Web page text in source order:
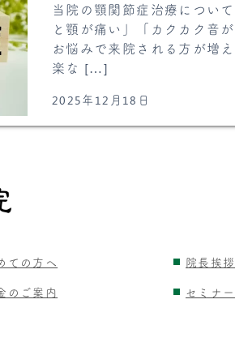
当院の顎関節症治療につい
と顎が痛い」「カクカク音
お悩みで来院される方が増
楽な […]
2025年12月18日
ての方へ 院長挨拶
のご案内 セミナ